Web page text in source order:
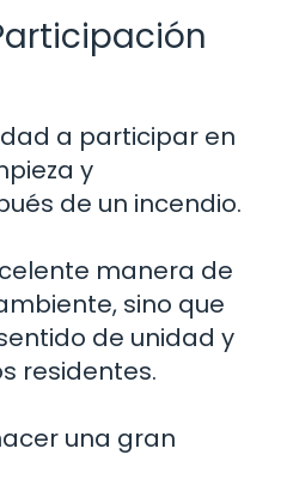
a participar en
y
de un incendio.
manera de
sino que
de unidad y
residentes.
una gran